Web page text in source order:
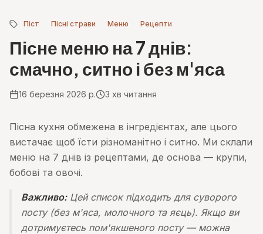
Піст Пісні страви Меню Рецепти
Пісне меню на 7 днів:
смачно, ситно і без м'яса
16 березня 2026 р. 3 хв читання
Пісна кухня обмежена в інгредієнтах, але цього
вистачає щоб їсти різноманітно і ситно. Ми склали
меню на 7 днів із рецептами, де основа — крупи,
бобові та овочі.
Важливо:Цей список підходить для суворого
посту (без м'яса, молочного та яєць). Якщо ви
дотримуєтесь пом'якшеного посту — можна